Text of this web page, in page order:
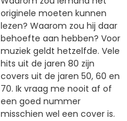
originele moeten kunnen
lezen? Waarom zou hij daar
behoefte aan hebben? Voor
muziek geldt hetzelfde. Vele
hits uit de jaren 80 zijn
covers uit de jaren 50, 60 en
70. Ik vraag me nooit af of
een goed nummer
misschien wel een cover is.